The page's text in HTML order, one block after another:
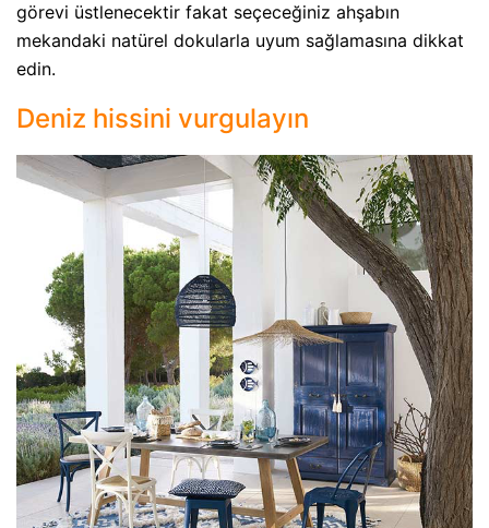
görevi üstlenecektir fakat seçeceğiniz ahşabın
mekandaki natürel dokularla uyum sağlamasına dikkat
edin.
Deniz hissini vurgulayın